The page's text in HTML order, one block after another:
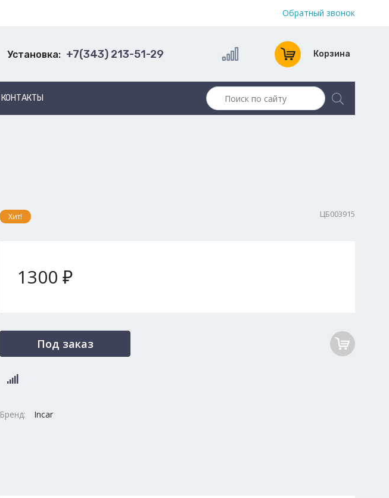
Обратный звонок
Установка: +7(343) 213-51-29 Корзина
КОНТАКТЫ
Хит! ЦБ003915
1300 ₽
Под заказ
Бренд: Incar